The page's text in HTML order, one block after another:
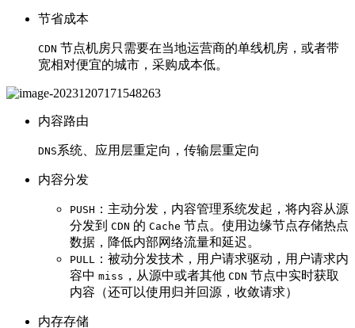
节省成本
CDN 节点机房只需要在当地运营商的单线机房，或者带
宽相对便宜的城市，采购成本低。
内容路由
DNS系统、应用层重定向，传输层重定向
内容分发
PUSH ：主动分发，内容管理系统发起，将内容从源
分发到 CDN 的 Cache 节点。使用边缘节点存储热点
数据，降低内部网络流量和延迟。
PULL
：被动分发技术，用户请求驱动，用户请求内
容中 miss ，从源中或者其他 CDN 节点中实时获取
内容（还可以使用归并回源，收敛请求）
内存存储